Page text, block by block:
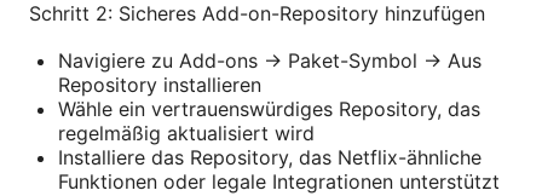
Schritt 2: Sicheres Add-on-Repository hinzufügen
Navigiere zu Add-ons -> Paket-Symbol -> Aus
Repository installieren
Wähle ein vertrauenswürdiges Repository, das
regelmäßig aktualisiert wird
Installiere das Repository, das Netflix-ähnliche
Funktionen oder legale Integrationen unterstützt